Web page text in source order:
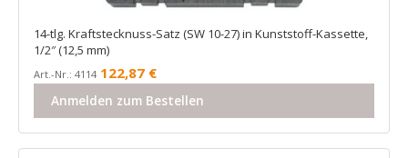
14-tlg. Kraftstecknuss-Satz (SW 10-27) in Kunststoff-Kassette,
1/2″ (12,5 mm)
Art.-Nr.: 4114 122,87 €
Anmelden zum Bestellen